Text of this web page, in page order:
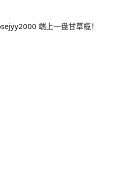
端上一盘甘草榄！